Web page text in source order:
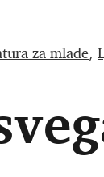
za mlade,